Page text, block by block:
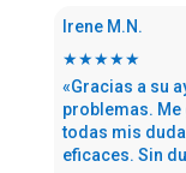
Irene M.N.
★★★★★
«Gracias a su
problemas.
todas mis
eficaces. Sin